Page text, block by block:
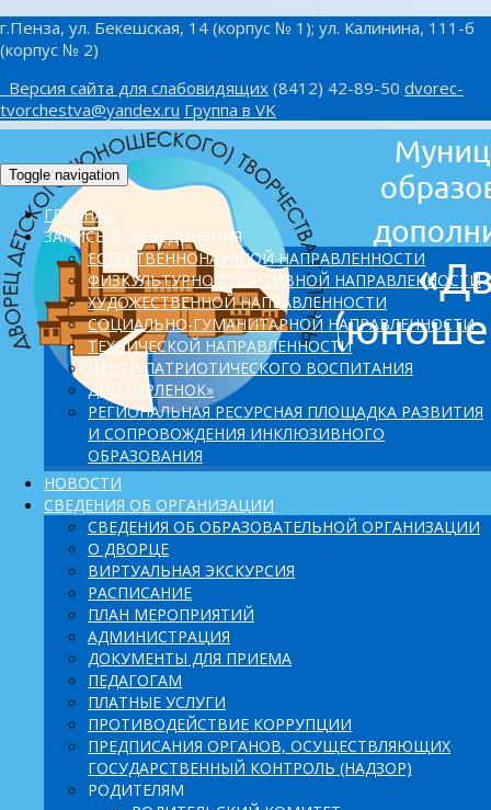
г.Пенза, ул. Бекешская, 14 (корпус № 1); ул. Калинина, 111-б
(корпус № 2)
Версия сайта для слабовидящих (8412) 42-89-50 dvorec-
tvorchestva@yandex.ru Группа в VK
Toggle navigation
ГЛАВНАЯ
ЗАПИСЬ В ОБЪЕДИНЕНИЯ
ЕСТЕСТВЕННОНАУЧНОЙ НАПРАВЛЕННОСТИ
ФИЗКУЛЬТУРНО-СПОРТИВНОЙ НАПРАВЛЕННОСТИ
ХУДОЖЕСТВЕННОЙ НАПРАВЛЕННОСТИ
СОЦИАЛЬНО-ГУМАНИТАРНОЙ НАПРАВЛЕННОСТИ
ТЕХНИЧЕСКОЙ НАПРАВЛЕННОСТИ
ЦЕНТР ПАТРИОТИЧЕСКОГО ВОСПИТАНИЯ
ДОЛ «ОРЛЕНОК»
PЕГИОНАЛЬНАЯ РЕСУРСНАЯ ПЛОЩАДКА РАЗВИТИЯ
И СОПРОВОЖДЕНИЯ ИНКЛЮЗИВНОГО
ОБРАЗОВАНИЯ
НОВОСТИ
СВЕДЕНИЯ ОБ ОРГАНИЗАЦИИ
СВЕДЕНИЯ ОБ ОБРАЗОВАТЕЛЬНОЙ ОРГАНИЗАЦИИ
О ДВОРЦЕ
ВИРТУАЛЬНАЯ ЭКСКУРСИЯ
РАСПИСАНИЕ
ПЛАН МЕРОПРИЯТИЙ
АДМИНИСТРАЦИЯ
ДОКУМЕНТЫ ДЛЯ ПРИЕМА
ПЕДАГОГАМ
ПЛАТНЫЕ УСЛУГИ
ПРОТИВОДЕЙСТВИЕ КОРРУПЦИИ
ПРЕДПИСАНИЯ ОРГАНОВ, ОСУЩЕСТВЛЯЮЩИХ
ГОСУДАРСТВЕННЫЙ КОНТРОЛЬ (НАДЗОР)
РОДИТЕЛЯМ